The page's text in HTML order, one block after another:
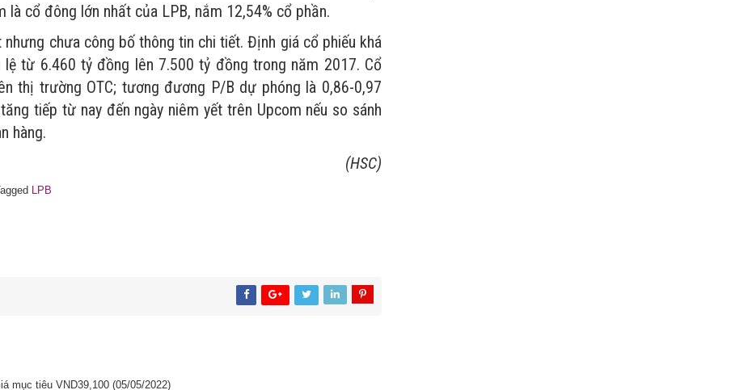
cổ đông lớn nhất của LPB, nắm 12,54% cổ phần.
chưa công bố thông tin chi tiết. Định giá cổ phiếu khá
từ 6.460 tỷ đồng lên 7.500 tỷ đồng trong năm 2017. Cổ
thị trường OTC; tương đương P/B dự phóng là 0,86-0,97
tiếp từ nay đến ngày niêm yết trên Upcom nếu so sánh
hàng.
(HSC)
LPB
mục tiêu VND39,100 (05/05/2022)